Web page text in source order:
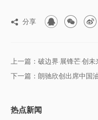
 分享   
上一篇：破边界·展锋芒·创
热点新闻